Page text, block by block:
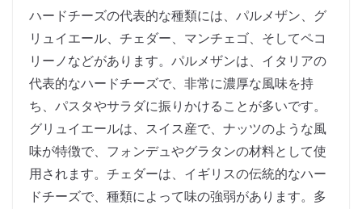
ハードチーズの代表的な種類には、パルメザン、グ
リュイエール、チェダー、マンチェゴ、そしてペコ
リーノなどがあります。パルメザンは、イタリアの
代表的なハードチーズで、非常に濃厚な風味を持
ち、パスタやサラダに振りかけることが多いです。
グリュイエールは、スイス産で、ナッツのような風
味が特徴で、フォンデュやグラタンの材料として使
用されます。チェダーは、イギリスの伝統的なハー
ドチーズで、種類によって味の強弱があります。多